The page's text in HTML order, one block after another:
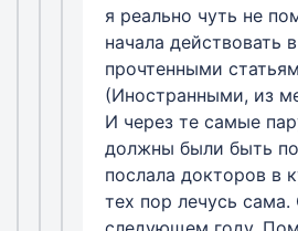
я реально чуть не
начала действовать
прочтенными
(Иностранными, из
И через те самые
должны были быть
послала докторов в
тех пор лечусь